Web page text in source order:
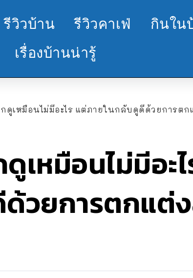
รีวิวบ้าน รีวิวคาเฟ่
กินใน
เรื่องบ้านน่ารู้
ดูเหมือนไม่มีอะไร แต่ภายในกลับดูดีด้วยการตก
เหมือนไม่มีอะ
วยการตกแต่ง